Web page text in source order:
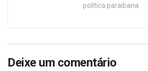
política paraibana.
Deixe um comentário